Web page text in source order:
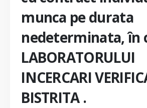
munca pe durata
nedeterminata, în
LABORATORULUI
INCERCARI
BISTRITA .